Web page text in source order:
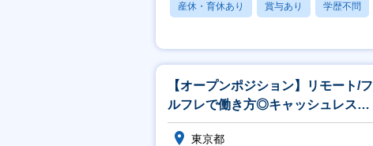
産休・育休あり 賞与あり 学歴不問
【オープンポジション】リモート/フ
ルフレで働き方◎キャッシュレスプ
ラットフォームの企画～開発まで
東京都